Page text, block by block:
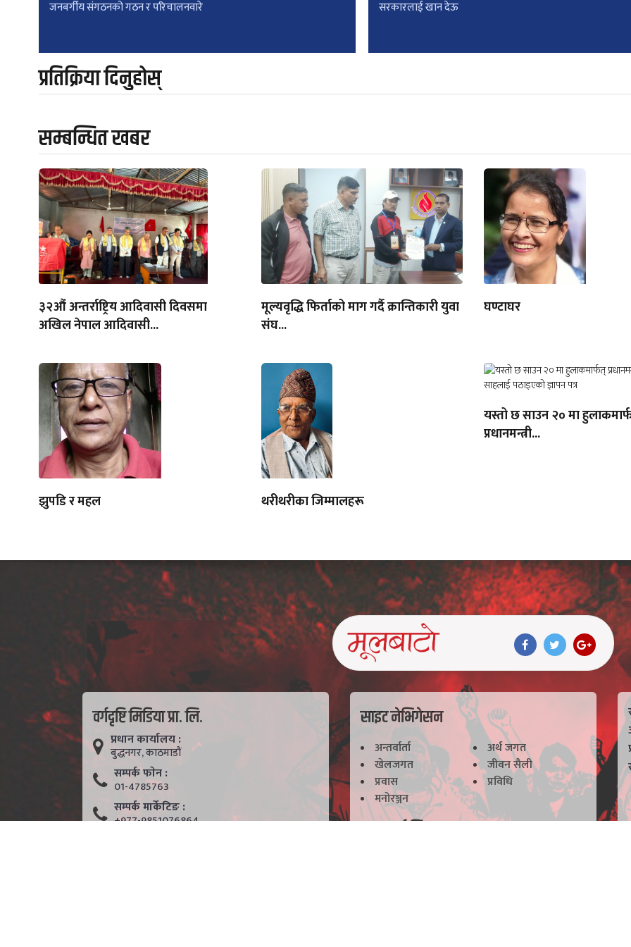
जनबर्गीय संगठनको गठन र परिचालनवारे
सरकारलाई खान देऊ
प्रतिक्रिया दिनुहोस्
सम्बन्धित खबर
३२औं अन्तर्राष्ट्रिय आदिवासी दिवसमा
अखिल नेपाल आदिवासी...
मूल्यवृद्धि फिर्ताको माग गर्दै क्रान्तिकारी युवा
संघ...
घण्टाघर
झुपडि र महल थरीथरीका जिम्मालहरू
यस्तो छ साउन २० मा
प्रधानमन्त्री...
वर्गदृष्टि मिडिया प्रा. लि.
प्रधान कार्यालय :
बुद्धनगर, काठमाडाैं
सम्पर्क फाेन :
01-4785763
सम्पर्क मार्केटिङ :
+977-9851076864
साइट नेभिगेसन
अन्तर्वार्ता
अर्थ जगत
खेलजगत
जीवन सैली
प्रवास
प्रविधि
मनोरञ्जन
महत्वपूर्ण लिङ्कहरू